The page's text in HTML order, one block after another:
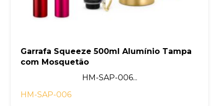
Garrafa Squeeze 500ml Alumínio Tampa
com Mosquetão
HM-SAP-006...
HM-SAP-006